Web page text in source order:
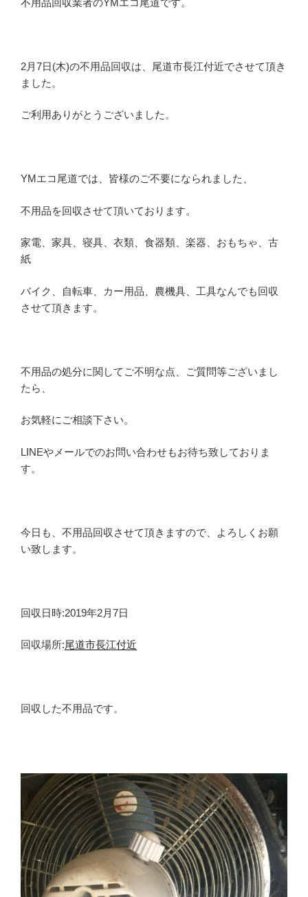
2月7日(木)の不用品回収は、尾道市長江付近でさせて頂き
ました。
ご利用ありがとうございました。
YMエコ尾道では、皆様のご不要になられました、
不用品を回収させて頂いております。
家電、家具、寝具、衣類、食器類、楽器、おもちゃ、古
紙
バイク、自転車、カー用品、農機具、工具なんでも回収
させて頂きます。
不用品の処分に関してご不明な点、ご質問等ございまし
たら、
お気軽にご相談下さい。
LINEやメールでのお問い合わせもお待ち致しておりま
す。
今日も、不用品回収させて頂きますので、よろしくお願
い致します。
回収日時:2019年2月7日
回収場所:尾道市長江付近
回収した不用品です。